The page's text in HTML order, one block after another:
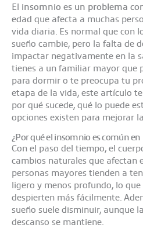
El insomnio es un problema
edad que afecta a muchas
vida diaria. Es normal que con
sueño cambie, pero la falta de
impactar negativamente en la
tienes a un familiar mayor que
para dormir o te preocupa tu
etapa de la vida, este artículo
por qué sucede, qué lo puede
opciones existen para mejorar
¿Por qué el insomnio es común en
Con el paso del tiempo, el
cambios naturales que afectan
personas mayores tienden a
ligero y menos profundo, lo que
despierten más fácilmente.
sueño suele disminuir, aunque
descanso se mantiene.